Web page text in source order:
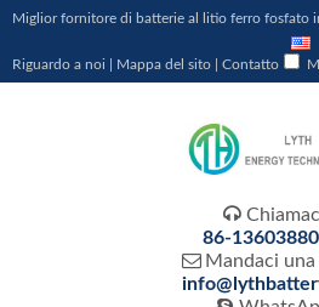
Miglior fornitore di batterie al litio ferro fosfato
Riguardo a noi Mappa del sito Contatto

86-
 Mandaci una